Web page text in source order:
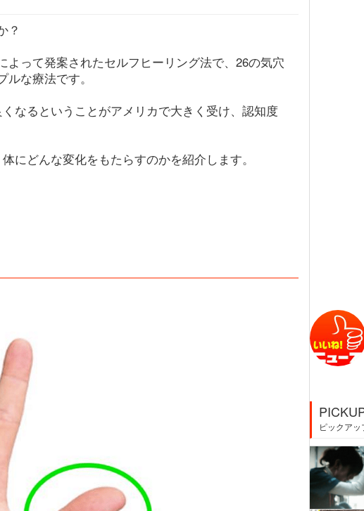
？
って発案されたセルフヒーリング法で、26の気穴
な療法です。
なるということがアメリカで大きく受け、認知度
にどんな変化をもたらすのかを紹介します。
ピックアッ